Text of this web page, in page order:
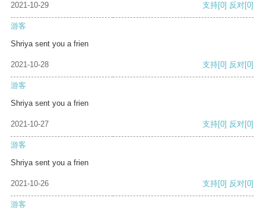
2021-10-29 支持[0] 反对[0]
游客
Shriya sent you a frien
2021-10-28 支持[0] 反对[0]
游客
Shriya sent you a frien
2021-10-27 支持[0] 反对[0]
游客
Shriya sent you a frien
2021-10-26 支持[0] 反对[0]
游客